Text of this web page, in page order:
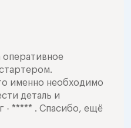
оперативное
именно необходимо
деталь и
- ***** . Спасибо, ещё